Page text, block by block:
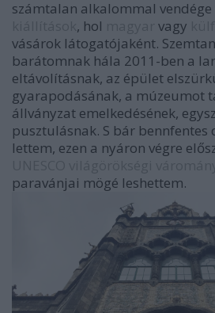
számtalan alkalommal
, hol vagy
vásárok látogatójaként.
barátomnak hála 2011-ben a
eltávolításnak, az épület
gyarapodásának, a múzeumot
állványzat emelkedésének,
pusztulásnak. S bár bennfentes
lettem, ezen a nyáron végre
paravánjai mögé leshettem.